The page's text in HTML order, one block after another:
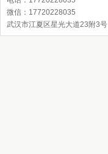
微信：17720228035
武汉市江夏区星光大道23附3号